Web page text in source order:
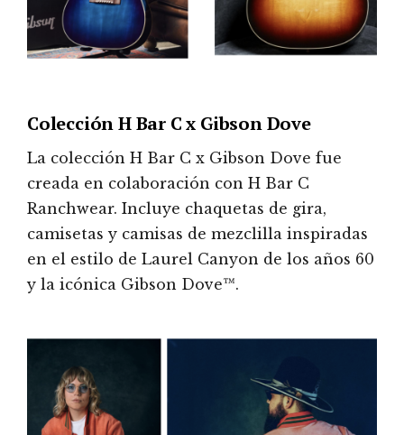
Colección H Bar C x Gibson Dove
La colección H Bar C x Gibson Dove fue
creada en colaboración con H Bar C
Ranchwear. Incluye chaquetas de gira,
camisetas y camisas de mezclilla inspiradas
en el estilo de Laurel Canyon de los años 60
y la icónica Gibson Dove™.